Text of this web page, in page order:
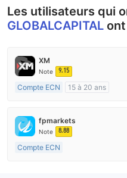
Les utilisateurs qui
GLOBALCAPITAL
XM
Note 9.15
Compte ECN
15 à 20 ans
Market Making (MM)
Etiquette principale MT4
fpmarkets
Note 8.88
Compte ECN